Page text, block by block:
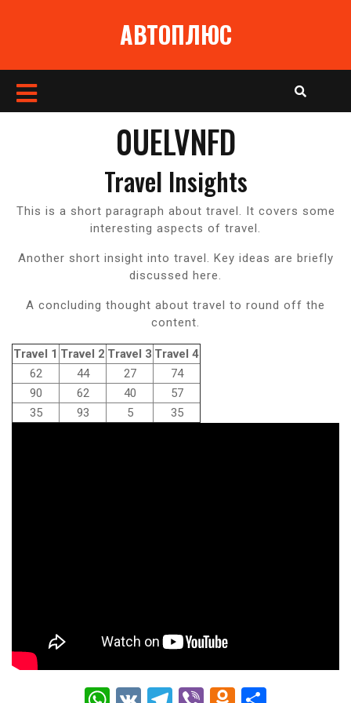
АВТОПЛЮС
Кнопка
0UELVNFD
Travel Insights
This is a short paragraph about travel. It covers some
interesting aspects of travel.
Another short insight into travel. Key ideas are briefly
discussed here.
A concluding thought about travel to round off the
content.
Travel 1 Travel 2 Travel 3 Travel 4
62
44 27
74
90
62 40
57
35
93 5 35